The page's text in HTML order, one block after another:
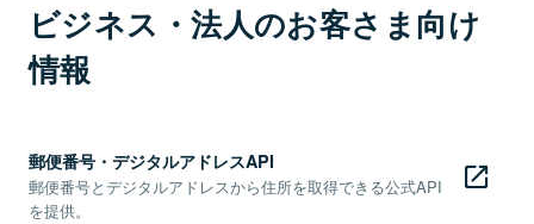
ビジネス・法人のお客さま向け
情報
郵便番号・デジタルアドレスAPI
郵便番号とデジタルアドレスから住所を取得できる公式API
を提供。